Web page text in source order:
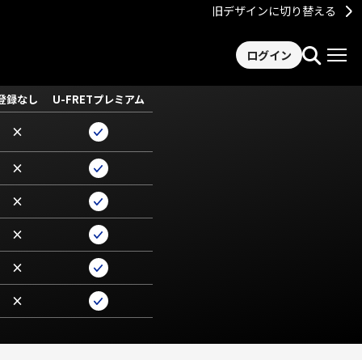
旧デザインに切り替える
ログイン
録なし U-FRETプレミアム
×
×
×
×
×
×